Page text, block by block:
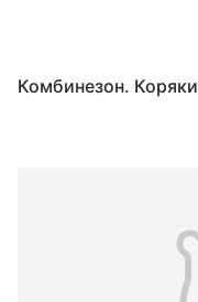
Комбинезон. Коряки